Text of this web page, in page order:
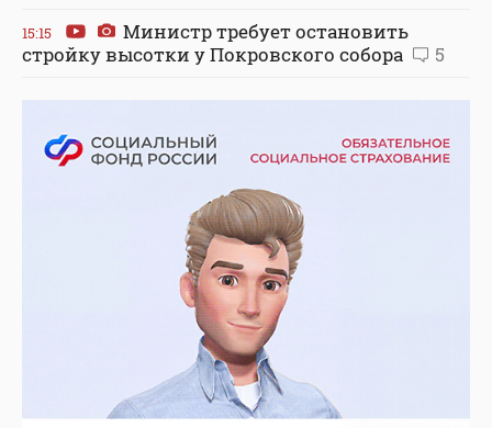
15:15
Министр требует остановить
стройку высотки у Покровского собора
5